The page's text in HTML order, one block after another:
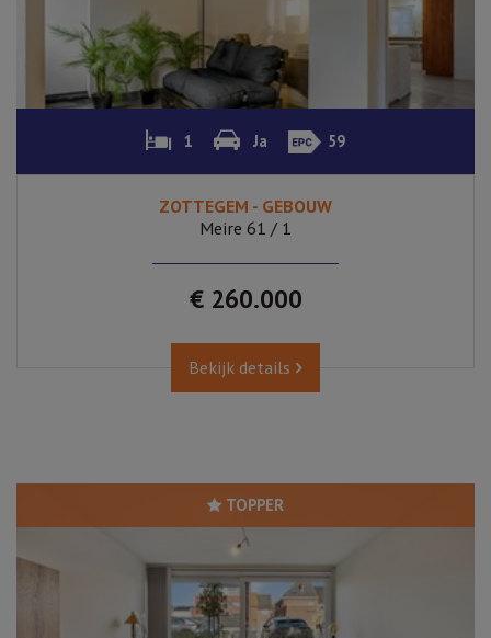
1 Ja 59
ZOTTEGEM - GEBOUW
Meire 61 / 1
€ 260.000
Bekijk details
TOPPER